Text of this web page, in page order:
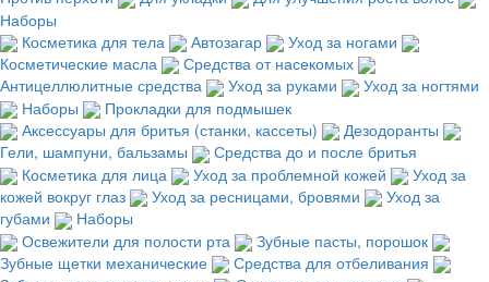
Наборы
Косметика для тела
Автозагар
Уход за ногами
Косметические масла
Средства от насекомых
Антицеллюлитные средства
Уход за руками
Уход за ногтями
Наборы
Прокладки для подмышек
Аксессуары для бритья (станки, кассеты)
Дезодоранты
Гели, шампуни, бальзамы
Средства до и после бритья
Косметика для лица
Уход за проблемной кожей
Уход за
кожей вокруг глаз
Уход за ресницами, бровями
Уход за
губами
Наборы
Освежители для полости рта
Зубные пасты, порошок
Зубные щетки механические
Средства для отбеливания